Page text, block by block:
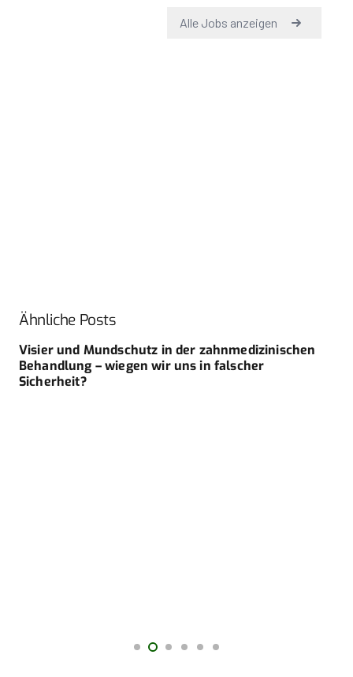
Ähnliche Posts
Visier und Mundschutz in der zahnmedizinischen
Behandlung – wiegen wir uns in falscher
Sicherheit?